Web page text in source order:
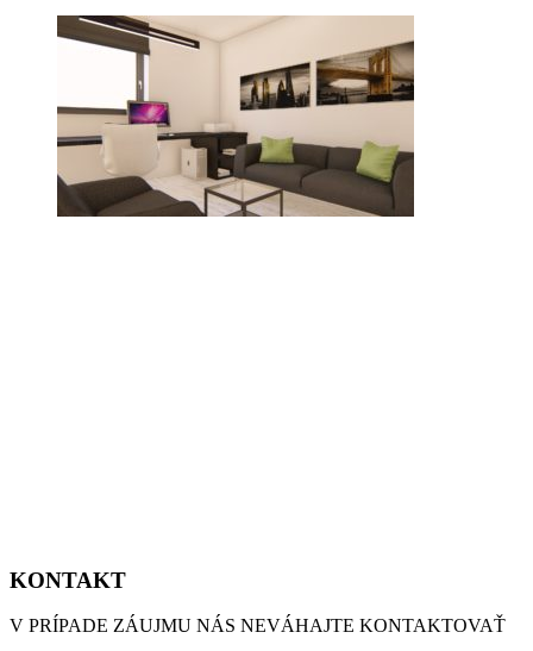
KONTAKT
V PRÍPADE ZÁUJMU NÁS NEVÁHAJTE KONTAKTOVAŤ